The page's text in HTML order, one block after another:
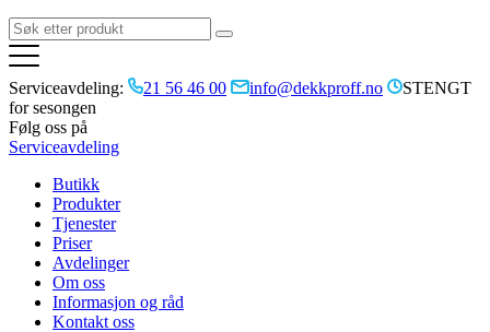
Serviceavdeling: 21 56 46 00 info@dekkproff.no
STENGT
for sesongen
Følg oss på
Serviceavdeling
Butikk
Produkter
Tjenester
Priser
Avdelinger
Om oss
Informasjon og råd
Kontakt oss